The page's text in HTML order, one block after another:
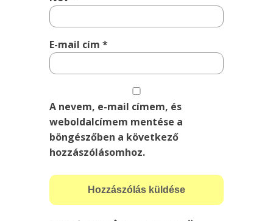
E-mail cím*
A nevem, e-mail címem, és
weboldalcímem mentése a
böngészőben a következő
hozzászólásomhoz.